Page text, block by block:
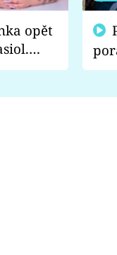
opět
a